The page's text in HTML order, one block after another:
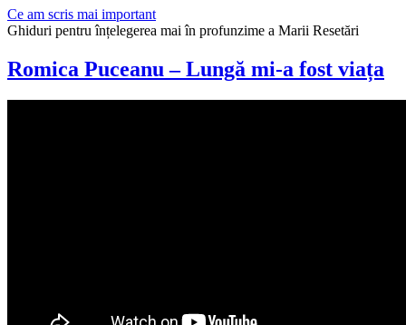
Ce am scris mai important
Ghiduri pentru înțelegerea mai în profunzime a Marii Resetări
Romica Puceanu – Lungă mi-a fost viața